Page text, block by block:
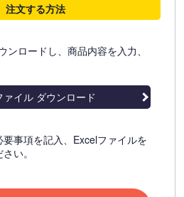
注文する方法
ンロードし、商品内容を入力、
ァイル ダウンロード
事項を記入、Excelファイルを
い。